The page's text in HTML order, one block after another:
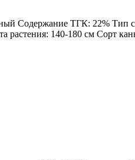
Содержание ТГК: 22% Тип
растения: 140-180 см Сорт